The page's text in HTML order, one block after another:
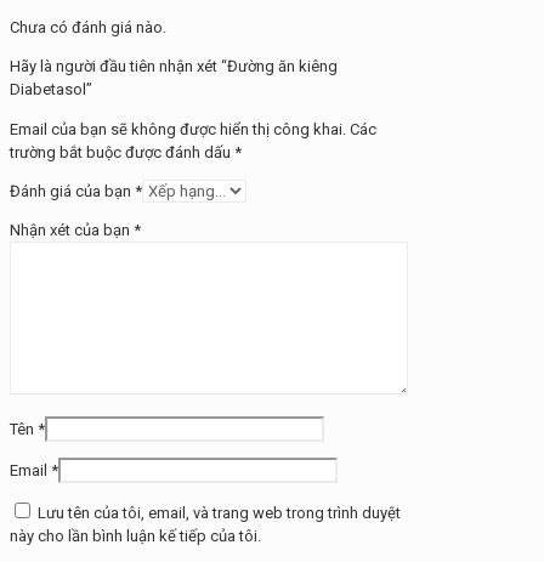
Chưa có đánh giá nào.
Hãy là người đầu tiên nhận xét “Đường ăn kiêng
Diabetasol”
Email của bạn sẽ không được hiển thị công khai. Các
trường bắt buộc được đánh dấu *
Đánh giá của bạn *
Nhận xét của bạn *
Tên *
Email *
Lưu tên của tôi, email, và trang web trong trình duyệt
này cho lần bình luận kế tiếp của tôi.